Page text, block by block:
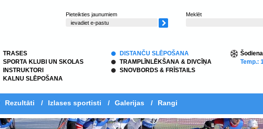
Pieteikties jaunumiem Meklēt
TRASES
SPORTA KLUBI UN SKOLAS
INSTRUKTORI
KALNU SLĒPOŠANA
DISTANČU SLĒPOŠANA
TRAMPLĪNLĒKŠANA & DIVCĪŅA
SNOVBORDS & FRĪSTAILS
Temp.:
Rezultāti / Izlases sportisti / Galerijas / Rangi